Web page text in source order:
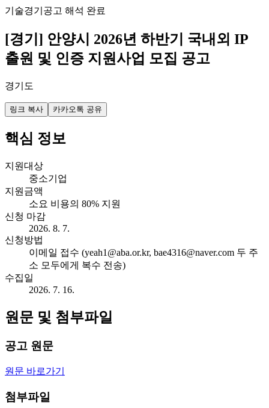
기술경기 공고 해석 완료
[경기] 안양시 2026년 하반기 국내외 IP
출원 및 인증 지원사업 모집 공고
경기도
링크 복사 카카오톡 공유
핵심 정보
지원대상
중소기업
지원금액
소요 비용의 80% 지원
신청 마감
2026. 8. 7.
신청방법
이메일 접수 (yeah1@aba.or.kr, bae4316@naver.com 두 주
소 모두에게 복수 전송)
수집일
2026. 7. 16.
원문 및 첨부파일
공고 원문
원문 바로가기
첨부파일